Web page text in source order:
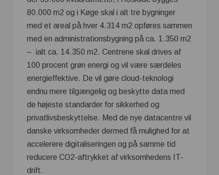
80.000 m2 og i Køge skal i alt tre bygninger
med et areal på hver 4.314 m2 opføres sammen
med en administrationsbygning på ca. 1.350 m2
– ialt ca. 14.350 m2. Centrene skal drives af
100 procent grøn energi og vil være særdeles
energieffektive. De vil gøre cloud-teknologi
endnu mere tilgængelig og beskytte data med
de højeste standarder for sikkerhed og
privatlivsbeskyttelse. Med de nye datacentre vil
danske virksomheder dermed få mulighed for at
accelerere digitaliseringen og på samme tid
reducere CO2-aftrykket af virksomhedens IT-
drift.